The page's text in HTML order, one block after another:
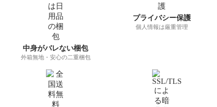
中身がバレない梱包
外箱無地・安心の二重梱包
プライバシー保護
個人情報は厳重管理